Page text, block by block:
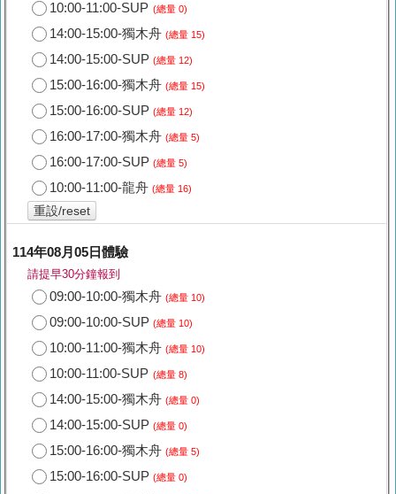
10:00-11:00-SUP (總量 0)
14:00-15:00-獨木舟 (總量 15)
14:00-15:00-SUP (總量 12)
15:00-16:00-獨木舟 (總量 15)
15:00-16:00-SUP (總量 12)
16:00-17:00-獨木舟 (總量 5)
16:00-17:00-SUP (總量 5)
10:00-11:00-龍舟 (總量 16)
重設/reset
114年08月05日體驗
請提早30分鐘報到
09:00-10:00-獨木舟 (總量 10)
09:00-10:00-SUP (總量 10)
10:00-11:00-獨木舟 (總量 10)
10:00-11:00-SUP (總量 8)
14:00-15:00-獨木舟 (總量 0)
14:00-15:00-SUP (總量 0)
15:00-16:00-獨木舟 (總量 5)
15:00-16:00-SUP (總量 0)